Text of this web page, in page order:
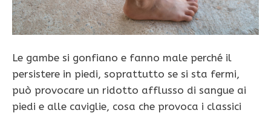
Le gambe si gonfiano e fanno male perché il
persistere in piedi, soprattutto se si sta fermi,
può provocare un ridotto afflusso di sangue ai
piedi e alle caviglie, cosa che provoca i classici